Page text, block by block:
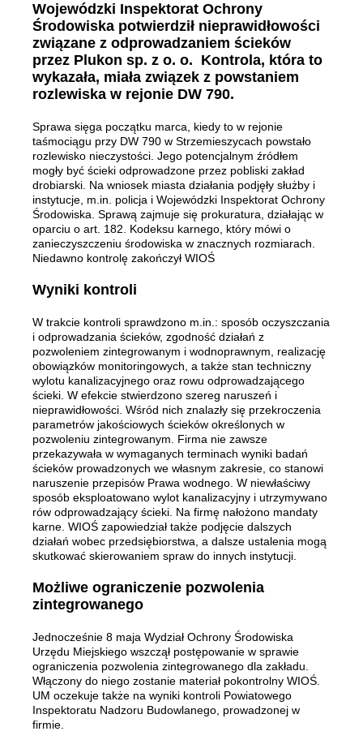
Wojewódzki Inspektorat Ochrony
Środowiska potwierdził nieprawidłowości
związane z odprowadzaniem ścieków
przez Plukon sp. z o. o. Kontrola, która to
wykazała, miała związek z powstaniem
rozlewiska w rejonie DW 790.
Sprawa sięga początku marca, kiedy to w rejonie
taśmociągu przy DW 790 w Strzemieszycach powstało
rozlewisko nieczystości. Jego potencjalnym źródłem
mogły być ścieki odprowadzone przez pobliski zakład
drobiarski. Na wniosek miasta działania podjęły służby i
instytucje, m.in. policja i Wojewódzki Inspektorat Ochrony
Środowiska. Sprawą zajmuje się prokuratura, działając w
oparciu o art. 182. Kodeksu karnego, który mówi o
zanieczyszczeniu środowiska w znacznych rozmiarach.
Niedawno kontrolę zakończył WIOŚ
Wyniki kontroli
W trakcie kontroli sprawdzono m.in.: sposób oczyszczania
i odprowadzania ścieków, zgodność działań z
pozwoleniem zintegrowanym i wodnoprawnym, realizację
obowiązków monitoringowych, a także stan techniczny
wylotu kanalizacyjnego oraz rowu odprowadzającego
ścieki. W efekcie stwierdzono szereg naruszeń i
nieprawidłowości. Wśród nich znalazły się przekroczenia
parametrów jakościowych ścieków określonych w
pozwoleniu zintegrowanym. Firma nie zawsze
przekazywała w wymaganych terminach wyniki badań
ścieków prowadzonych we własnym zakresie, co stanowi
naruszenie przepisów Prawa wodnego. W niewłaściwy
sposób eksploatowano wylot kanalizacyjny i utrzymywano
rów odprowadzający ścieki. Na firmę nałożono mandaty
karne. WIOŚ zapowiedział także podjęcie dalszych
działań wobec przedsiębiorstwa, a dalsze ustalenia mogą
skutkować skierowaniem spraw do innych instytucji.
Możliwe ograniczenie pozwolenia
zintegrowanego
Jednocześnie 8 maja Wydział Ochrony Środowiska
Urzędu Miejskiego wszczął postępowanie w sprawie
ograniczenia pozwolenia zintegrowanego dla zakładu.
Włączony do niego zostanie materiał pokontrolny WIOŚ.
UM oczekuje także na wyniki kontroli Powiatowego
Inspektoratu Nadzoru Budowlanego, prowadzonej w
firmie.